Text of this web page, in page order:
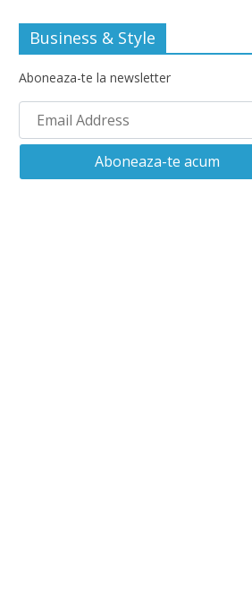
Business & Style
Aboneaza-te la newsletter